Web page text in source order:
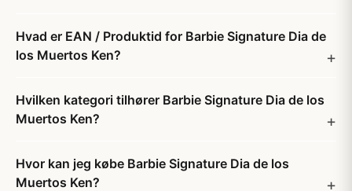
Hvad er EAN / Produktid for Barbie Signature Dia de
los Muertos Ken?
Hvilken kategori tilhører Barbie Signature Dia de los
Muertos Ken?
Hvor kan jeg købe Barbie Signature Dia de los
Muertos Ken?